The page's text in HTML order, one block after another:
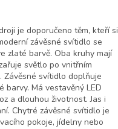
je doporučeno těm, kteří si
závěsné svítidlo se
zlaté barvě. Oba kruhy mají
světlo po vnitřním
svítidlo doplňuje
Má vestavěný LED
a dlouhou životnost. Jas i
Chytré závěsné svítidlo je
pokoje, jídelny nebo